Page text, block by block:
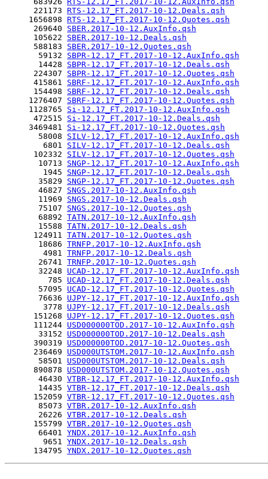
      221173
RTS-12.17_FT.2017-10-12.Deals.qsh
     1656898
RTS-12.17_FT.2017-10-12.Quotes.qsh
      269640
SBER.2017-10-12.AuxInfo.qsh
      105622
SBER.2017-10-12.Deals.qsh
      588183
SBER.2017-10-12.Quotes.qsh
       59132
SBPR-12.17_FT.2017-10-12.AuxInfo.qsh
       14428
SBPR-12.17_FT.2017-10-12.Deals.qsh
      224307
SBPR-12.17_FT.2017-10-12.Quotes.qsh
      415861
SBRF-12.17_FT.2017-10-12.AuxInfo.qsh
      154498
SBRF-12.17_FT.2017-10-12.Deals.qsh
     1276407
SBRF-12.17_FT.2017-10-12.Quotes.qsh
     1128765
Si-12.17_FT.2017-10-12.AuxInfo.qsh
      472515
Si-12.17_FT.2017-10-12.Deals.qsh
     3469481
Si-12.17_FT.2017-10-12.Quotes.qsh
       58008
SILV-12.17_FT.2017-10-12.AuxInfo.qsh
        6801
SILV-12.17_FT.2017-10-12.Deals.qsh
      102332
SILV-12.17_FT.2017-10-12.Quotes.qsh
       10713
SNGP-12.17_FT.2017-10-12.AuxInfo.qsh
        1945
SNGP-12.17_FT.2017-10-12.Deals.qsh
       35829
SNGP-12.17_FT.2017-10-12.Quotes.qsh
       46827
SNGS.2017-10-12.AuxInfo.qsh
       11969
SNGS.2017-10-12.Deals.qsh
       75107
SNGS.2017-10-12.Quotes.qsh
       68892
TATN.2017-10-12.AuxInfo.qsh
       15588
TATN.2017-10-12.Deals.qsh
      124911
TATN.2017-10-12.Quotes.qsh
       18686
TRNFP.2017-10-12.AuxInfo.qsh
        4981
TRNFP.2017-10-12.Deals.qsh
       26741
TRNFP.2017-10-12.Quotes.qsh
       32248
UCAD-12.17_FT.2017-10-12.AuxInfo.qsh
         785
UCAD-12.17_FT.2017-10-12.Deals.qsh
       57095
UCAD-12.17_FT.2017-10-12.Quotes.qsh
       76636
UJPY-12.17_FT.2017-10-12.AuxInfo.qsh
        3778
UJPY-12.17_FT.2017-10-12.Deals.qsh
      151268
UJPY-12.17_FT.2017-10-12.Quotes.qsh
      111244
USD000000TOD.2017-10-12.AuxInfo.qsh
       33152
USD000000TOD.2017-10-12.Deals.qsh
      390319
USD000000TOD.2017-10-12.Quotes.qsh
      236469
USD000UTSTOM.2017-10-12.AuxInfo.qsh
       58501
USD000UTSTOM.2017-10-12.Deals.qsh
      890878
USD000UTSTOM.2017-10-12.Quotes.qsh
       46430
VTBR-12.17_FT.2017-10-12.AuxInfo.qsh
       14435
VTBR-12.17_FT.2017-10-12.Deals.qsh
      152059
VTBR-12.17_FT.2017-10-12.Quotes.qsh
       85073
VTBR.2017-10-12.AuxInfo.qsh
       26226
VTBR.2017-10-12.Deals.qsh
      155799
VTBR.2017-10-12.Quotes.qsh
       66401
YNDX.2017-10-12.AuxInfo.qsh
        9651
YNDX.2017-10-12.Deals.qsh
      134795
YNDX.2017-10-12.Quotes.qsh